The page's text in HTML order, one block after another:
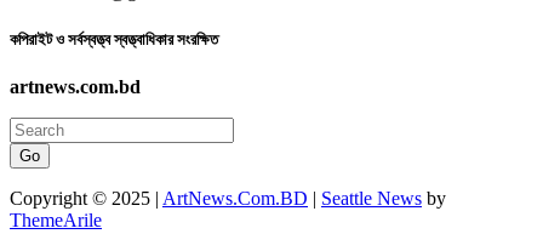
কপিরাইট ও সর্বস্বত্ত্ব স্বত্ত্বাধিকার সংরক্ষিত
artnews.com.bd
Go
Copyright © 2025 | ArtNews.Com.BD | Seattle News by
ThemeArile